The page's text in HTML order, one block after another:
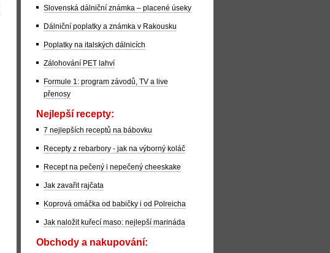
Slovenská dálniční známka – placené úseky
Dálniční poplatky a známka v Rakousku
Poplatky na italských dálnicích
Zálohování PET lahví
Formule 1: program závodů, TV a live
přenosy
Nejlepší recepty:
7 nejlepších receptů na bábovku
Recepty z rebarbory - jak na výborný koláč
Recept na pečený i nepečený cheeskake
Jak zavařit rajčata
Koprová omáčka od babičky i od Polreicha
Jak naložit kuřecí maso: nejlepší marináda
Obchody a nakupování: